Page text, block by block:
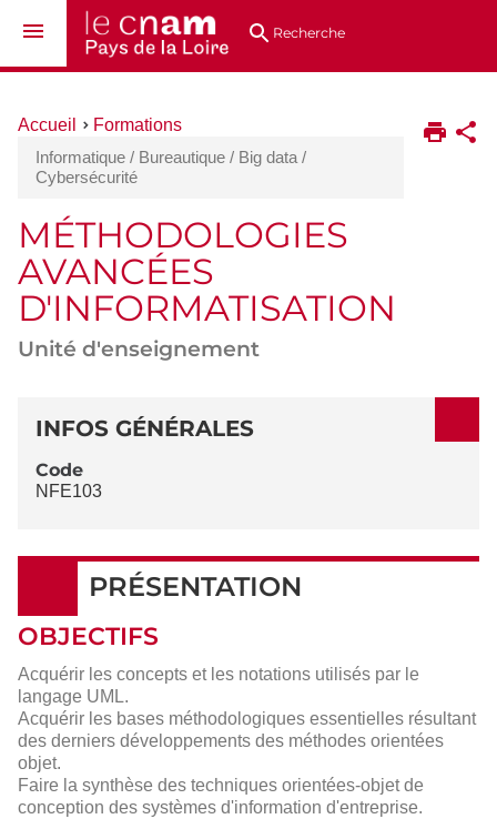
au
directsRecherche
Vous
ici :
Accueil
Formations
Informatique / Bureautique / Big data /
Cybersécurité
MÉTHODOLOGIES
AVANCÉES
D'INFORMATISATION
Unité d'enseignement
DÉTAILS
INFOS GÉNÉRALES
Code
NFE103
PRÉSENTATION
OBJECTIFS
Acquérir les concepts et les notations utilisés par le
langage UML.
Acquérir les bases méthodologiques essentielles résultant
des derniers développements des méthodes orientées
objet.
Faire la synthèse des techniques orientées-objet de
conception des systèmes d'information d'entreprise.